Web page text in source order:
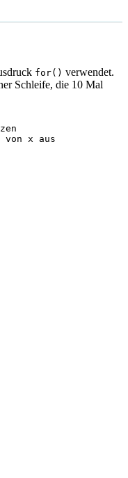
for() verwendet.
Schleife, die 10 Mal
von x aus